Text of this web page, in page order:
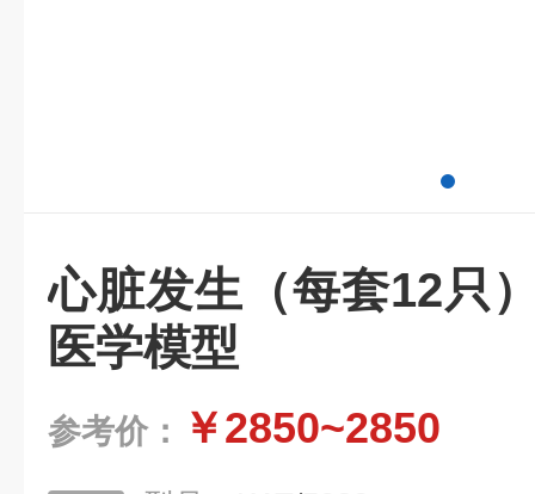
心脏发生（每套12只
医学模型
参考价： ￥2850~2850